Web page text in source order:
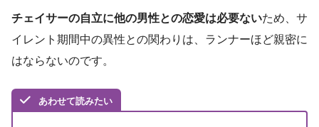
チェイサーの自立に他の男性との恋愛は必要ないため、サ
イレント期間中の異性との関わりは、ランナーほど親密に
はならないのです。
あわせて読みたい